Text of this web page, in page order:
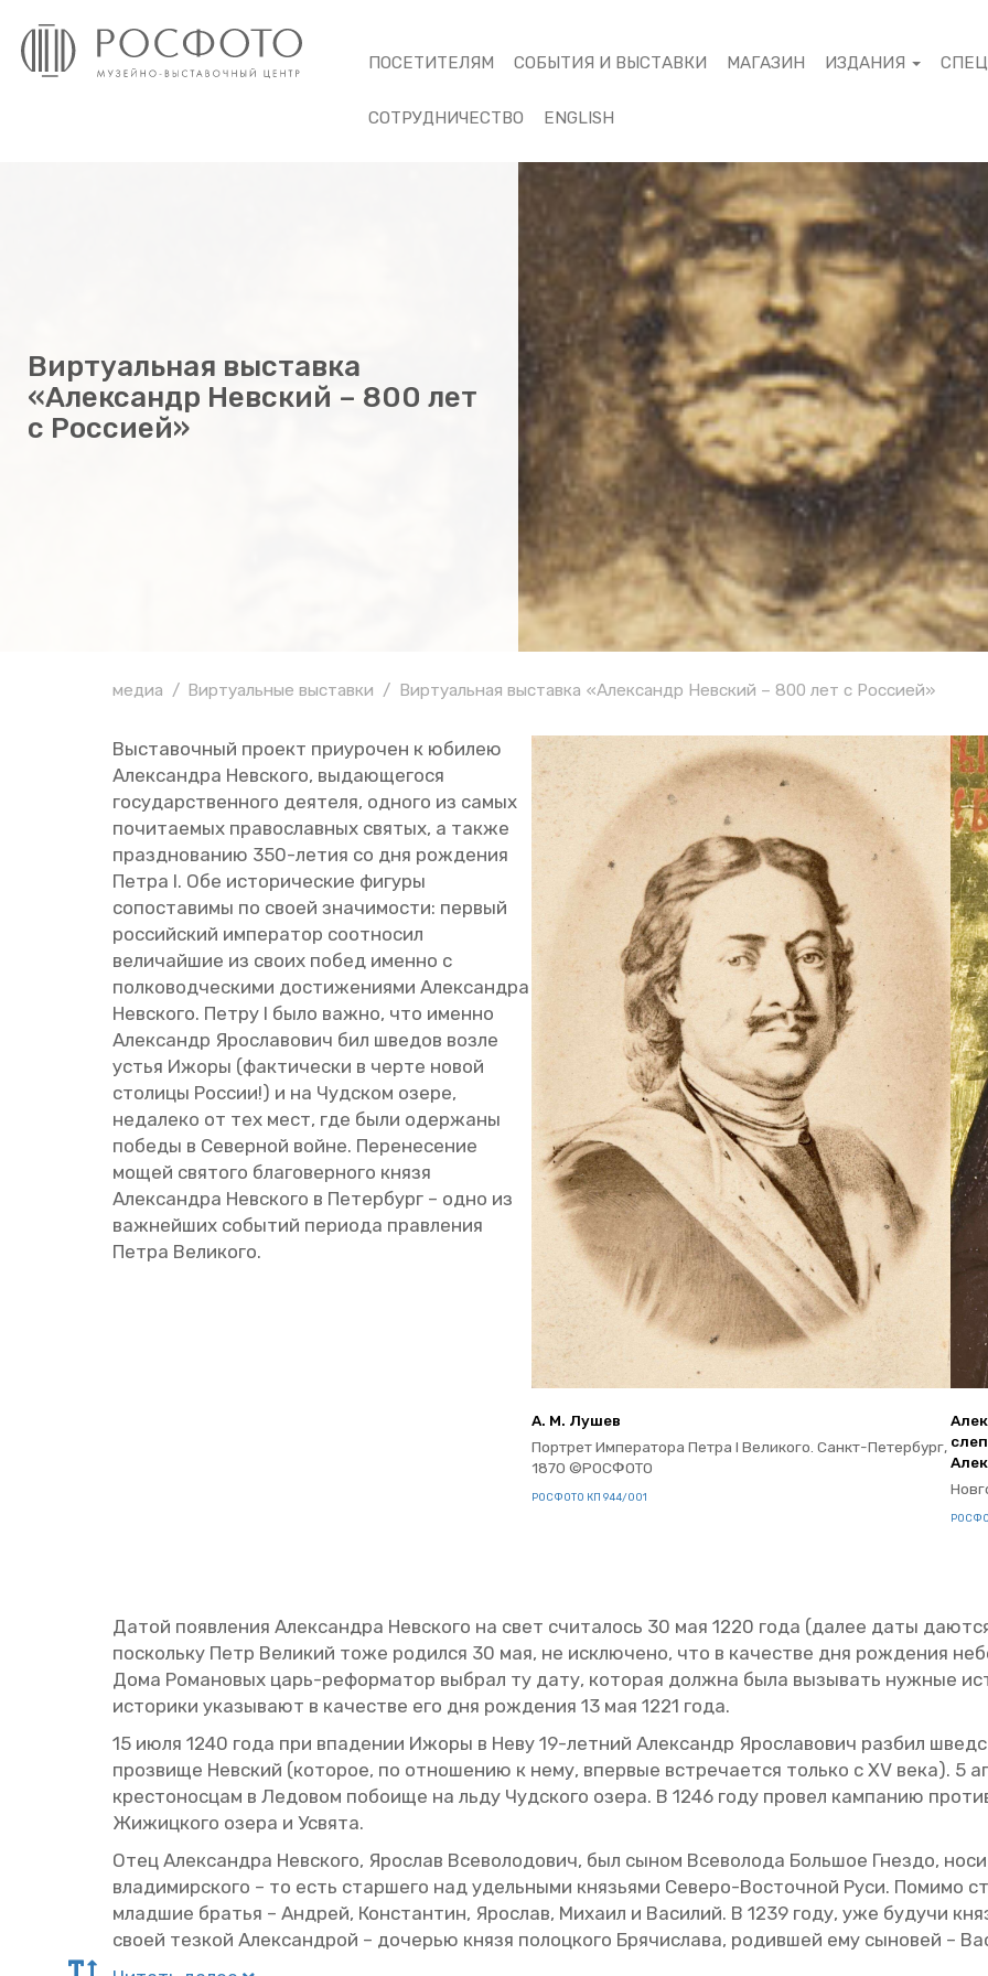
ПОСЕТИТЕЛЯМ СОБЫТИЯ И ВЫСТАВКИ МАГАЗИН ИЗДАНИЯ
СОТРУДНИЧЕСТВО ENGLISH
Виртуальная выставка
«Александр Невский – 800 лет
с Россией»
медиа Виртуальные выставки Виртуальная выставка «Александр Невский – 800 лет с Россией»
Вы­ста­воч­ный про­ект при­уро­чен к юби­лею
Алек­сандра Нев­ско­го, вы­да­ю­ще­го­ся
го­су­дар­ствен­но­го де­я­те­ля, од­но­го из самых
по­чи­та­е­мых пра­во­слав­ных свя­тых, а также
празд­но­ва­нию 350-летия со дня рож­де­ния
Петра I. Обе ис­то­ри­че­ские фи­гу­ры
со­по­ста­ви­мы по своей зна­чи­мо­сти: пер­вый
рос­сий­ский им­пе­ра­тор со­от­но­сил
ве­ли­чай­шие из своих побед имен­но с
пол­ко­вод­че­ски­ми до­сти­же­ни­я­ми Алек­сандра
Нев­ско­го. Петру I было важно, что имен­но
Алек­сандр Яро­сла­во­вич бил шве­дов возле
устья Ижоры (фак­ти­че­ски в черте новой
сто­ли­цы Рос­сии!) и на Чуд­ском озере,
неда­ле­ко от тех мест, где были одер­жа­ны
по­бе­ды в Се­вер­ной войне. Пе­ре­не­се­ние
мощей свя­то­го бла­го­вер­но­го князя
Алек­сандра Нев­ско­го в Пе­тер­бург – одно из
важ­ней­ших со­бы­тий пе­ри­о­да прав­ле­ния
Петра Ве­ли­ко­го.
А. М. Лушев
Порт­рет Им­пе­ра­то­ра Петра I Ве­ли­ко­го. Санкт-Пе­тер­бург,
1870 ©РОС­ФО­ТО
РОС­ФО­ТО КП 944/001
Датой по­яв­ле­ния Алек­сандра Нев­ско­го на свет счи­та­лось 30 мая 1220 года (далее даты
по­сколь­ку Петр Ве­ли­кий тоже ро­дил­ся 30 мая, не ис­клю­че­но, что в ка­че­стве дня рож­де­ния
Дома Ро­ма­но­вых царь-ре­фор­ма­тор вы­брал ту дату, ко­то­рая долж­на была вы­зы­вать нуж­ные
ис­то­ри­ки ука­зы­ва­ют в ка­че­стве его дня рож­де­ния 13 мая 1221 года.
15 июля 1240 года при впа­де­нии Ижоры в Неву 19-лет­ний Алек­сандр Яро­сла­во­вич раз­бил
про­зви­ще Нев­ский (ко­то­рое, по от­но­ше­нию к нему, впер­вые встре­ча­ет­ся толь­ко с XV века). 5
кре­сто­нос­цам в Ле­до­вом по­бо­и­ще на льду Чуд­ско­го озера. В 1246 году про­вел кам­па­нию
Жи­жиц­ко­го озера и Усвя­та.
Отец Алек­сандра Нев­ско­го, Яро­слав Все­во­ло­до­вич, был сыном Все­во­ло­да Боль­шое Гнез­до,
вла­ди­мир­ско­го – то есть стар­ше­го над удель­ны­ми кня­зья­ми Се­ве­ро-Во­сточ­ной Руси. По­ми­мо
млад­шие бра­тья – Ан­дрей, Кон­стан­тин, Яро­слав, Ми­ха­ил и Ва­си­лий. В 1239 году, уже бу­дучи
своей тез­кой Алек­сан­дрой – до­че­рью князя по­лоц­ко­го Бря­чи­сла­ва, ро­див­шей ему сы­но­вей –